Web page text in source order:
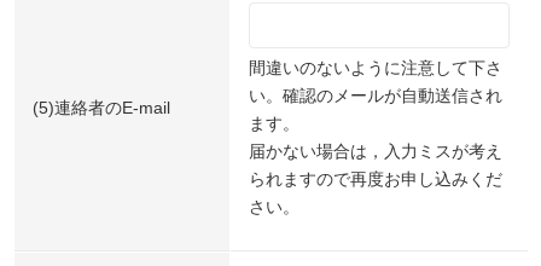
(5)連絡者のE-mail
間違いのないように注意して下さ
い。確認のメールが自動送信され
ます。
届かない場合は，入力ミスが考え
られますので再度お申し込みくだ
さい。